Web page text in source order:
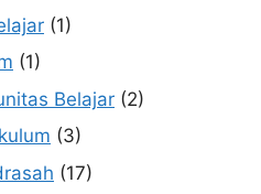
(1)
(1)
Belajar (2)
(3)
(17)